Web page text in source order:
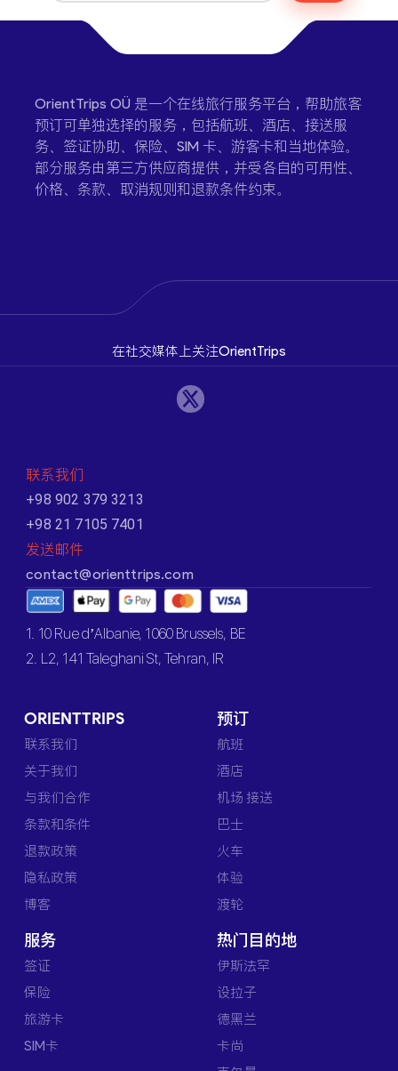
OrientTrips OÜ 是一个在线旅行服务平台，帮助旅客
预订可单独选择的服务，包括航班、酒店、接送服
务、签证协助、保险、SIM 卡、游客卡和当地体验。
部分服务由第三方供应商提供，并受各自的可用性、
价格、条款、取消规则和退款条件约束。
在社交媒体上关注OrientTrips
联系我们
+98 902 379 3213
+98 21 7105 7401
发送邮件
contact@orienttrips.com
1. 10 Rue d’Albanie, 1060 Brussels, BE
2. L2, 141 Taleghani St, Tehran, IR
ORIENTTRIPS
联系我们
关于我们
与我们合作
条款和条件
退款政策
隐私政策
博客
预订
航班
酒店
机场 接送
巴士
火车
体验
渡轮
服务
签证
保险
旅游卡
SIM卡
热门目的地
伊斯法罕
设拉子
德黑兰
卡尚